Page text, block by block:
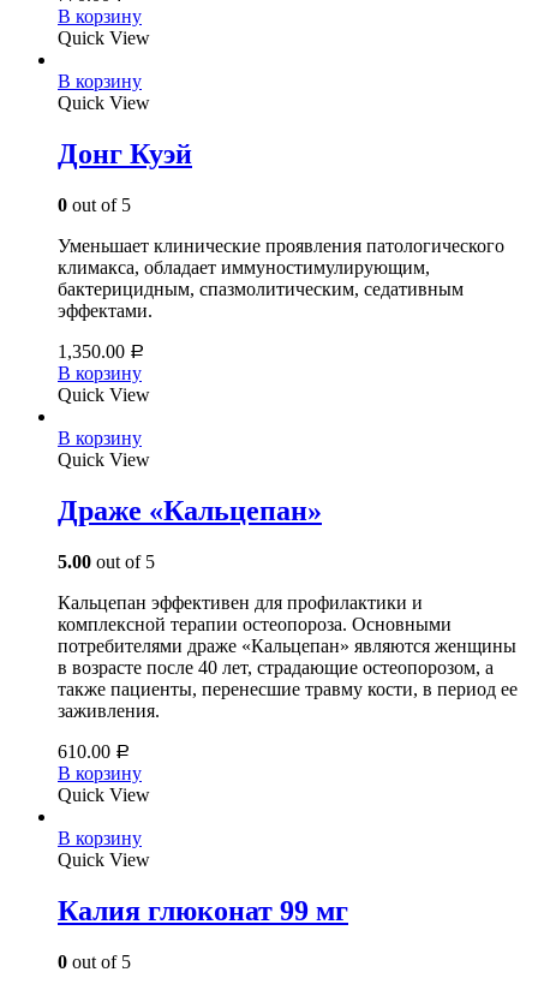
В корзину
Quick View
В корзину
Quick View
Донг Куэй
0 out of 5
Уменьшает клинические проявления патологического
климакса, обладает иммуностимулирующим,
бактерицидным, спазмолитическим, седативным
эффектами.
1,350.00 Р
В корзину
Quick View
В корзину
Quick View
Драже «Кальцепан»
5.00 out of 5
Кальцепан эффективен для профилактики и
комплексной терапии остеопороза. Основными
потребителями драже «Кальцепан» являются женщины
в возрасте после 40 лет, страдающие остеопорозом, а
также пациенты, перенесшие травму кости, в период ее
заживления.
610.00 Р
В корзину
Quick View
В корзину
Quick View
Калия глюконат 99 мг
0 out of 5